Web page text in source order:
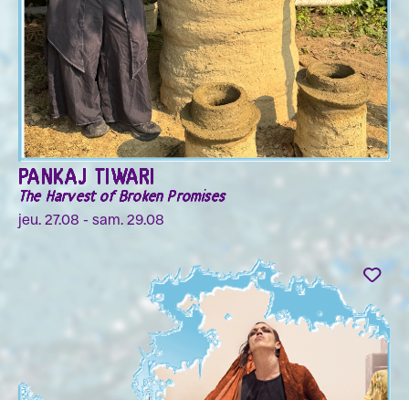
PANKAJ TIWARI
The Harvest of Broken Promises
jeu. 27.08 - sam. 29.08